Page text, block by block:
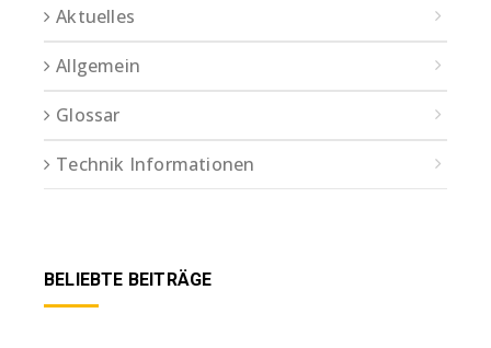
Aktuelles
Allgemein
Glossar
Technik Informationen
BELIEBTE BEITRÄGE